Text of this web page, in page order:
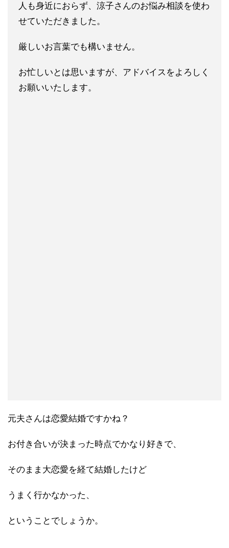
人も身近におらず、涼子さんのお悩み相談を使わ
せていただきました。
厳しいお言葉でも構いません。
お忙しいとは思いますが、アドバイ スをよろしく
お願いいたします。
元夫さんは恋愛結婚ですかね？
お付き合いが決まった時点でかなり好きで、
そのまま大恋愛を経て結婚したけど
うまく行かなかった、
ということでしょうか。